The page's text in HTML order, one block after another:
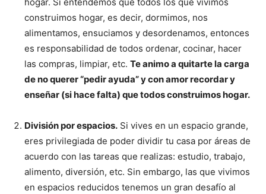
hogar. Si entendemos que todos los que vivimos
construimos hogar, es decir, dormimos, nos
alimentamos, ensuciamos y desordenamos, entonces
es responsabilidad de todos ordenar, cocinar, hacer
las compras, limpiar, etc. Te animo a quitarte la carga
de no querer “pedir ayuda” y con amor recordar y
enseñar (si hace falta) que todos construimos hogar.
División por espacios. Si vives en un espacio grande,
eres privilegiada de poder dividir tu casa por áreas de
acuerdo con las tareas que realizas: estudio, trabajo,
alimento, diversión, etc. Sin embargo, las que vivimos
en espacios reducidos tenemos un gran desafío al